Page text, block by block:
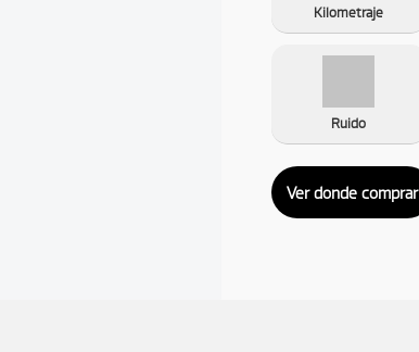
Kilometraje
Ruido
Ver donde comprar